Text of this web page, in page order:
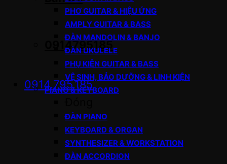
0914795185
0914.795.185
PHƠ GUITAR & HIỆU ỨNG
AMPLY GUITAR & BASS
ĐÀN MANDOLIN & BANJO
ĐÀN UKULELE
PHỤ KIỆN GUITAR & BASS
VỆ SINH, BẢO DƯỠNG & LINH KIỆN
PIANO & KEYBOARD
ĐÀN PIANO
KEYBOARD & ORGAN
SYNTHESIZER & WORKSTATION
ĐÀN ACCORDION